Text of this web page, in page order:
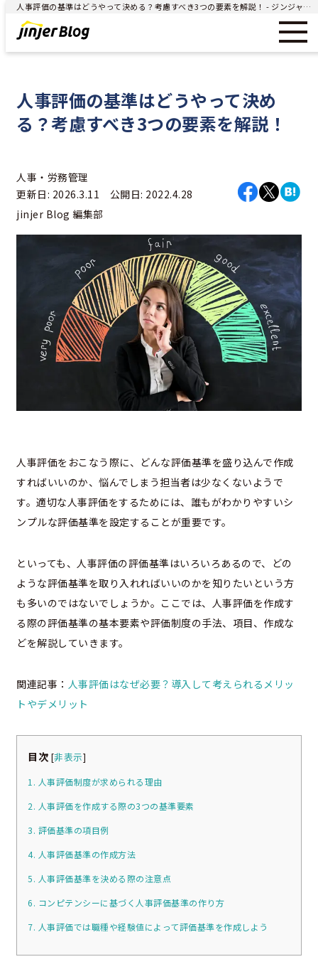
人事評価の基準はどうやって決める？考慮すべき3つの要素を解説！ - ジンジャー（jinjer）｜統合型人事システム
人事評価の基準はどうやって決め
る？考慮すべき3つの要素を解説！
人事・労務管理
更新日: 2026.3.11 公開日: 2022.4.28
jinjer Blog 編集部
人事評価をおこなう際に、どんな評価基準を盛り込んで作成
すればいいのか、悩んでしまう担当者は少なくないようで
す。適切な人事評価をするためには、誰もがわかりやすいシ
ンプルな評価基準を設定することが重要です。
といっても、人事評価の評価基準はいろいろあるので、どの
ような評価基準を取り入れればいいのかを知りたいという方
も多いのではないでしょうか。ここでは、人事評価を作成す
る際の評価基準の基本要素や評価制度の手法、項目、作成な
どを解説していきます。
関連記事： 人事評価はなぜ必要？導入して考えられるメリッ
トやデメリット
目次 [非表示]
1. 人事評価制度が求められる理由
2. 人事評価を作成する際の3つの基準要素
3. 評価基準の項目例
4. 人事評価基準の作成方法
5. 人事評価基準を決める際の注意点
6. コンピテンシーに基づく人事評価基準の作り方
7. 人事評価では職種や経験値によって評価基準を作成しよう